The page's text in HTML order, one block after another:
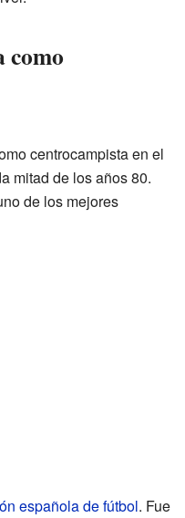
como
centrocampista en el
mitad de los años 80.
de los mejores
española de fútbol. Fue